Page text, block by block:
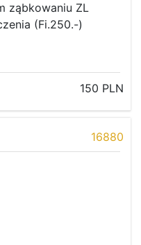
ząbkowaniu ZL
(Fi.250.-)
150 PLN
16880